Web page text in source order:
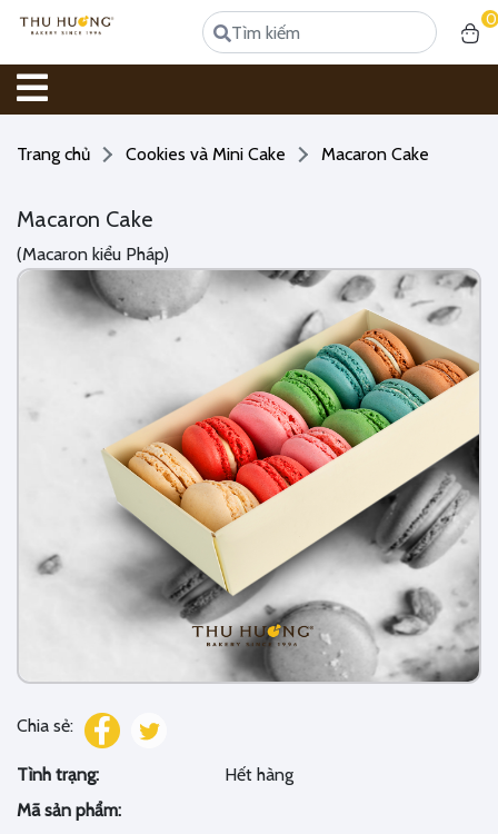
0
Trang chủ Cookies và Mini Cake Macaron Cake
Macaron Cake
(Macaron kiểu Pháp)
Chia sẻ:
Tình trạng:
Hết hàng
Mã sản phẩm: